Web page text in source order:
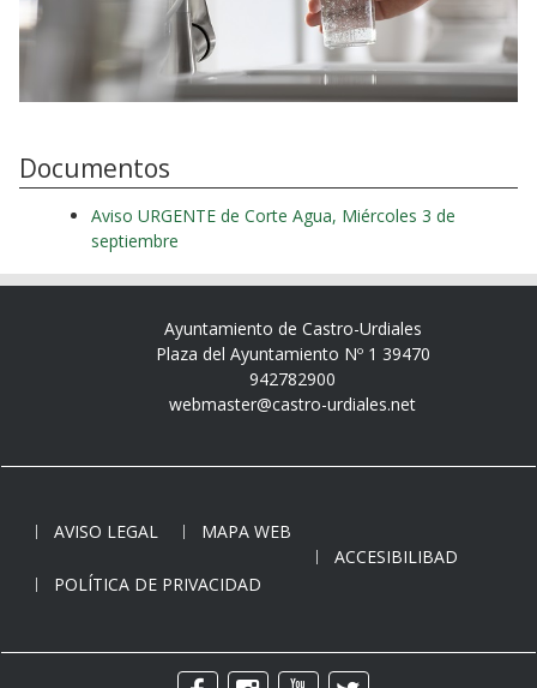
Documentos
Aviso URGENTE de Corte Agua, Miércoles 3 de
septiembre
Ayuntamiento de Castro-Urdiales
Plaza del Ayuntamiento Nº 1 39470
942782900
webmaster@castro-urdiales.net
AVISO LEGAL
MAPA WEB
ACCESIBILIBAD
POLÍTICA DE PRIVACIDAD